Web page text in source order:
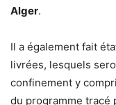
Alger.
Il a également fait
livrées, lesquels
confinement y
du programme tracé